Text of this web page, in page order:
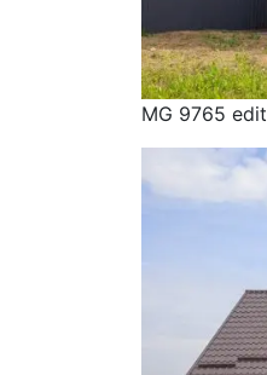
MG 9765 edit